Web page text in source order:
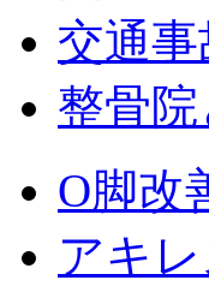
交通
整骨
O脚改
アキ